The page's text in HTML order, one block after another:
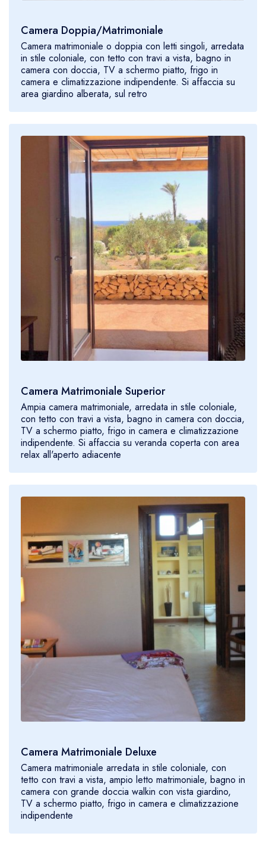
Camera Doppia/Matrimoniale
Camera matrimoniale o doppia con letti singoli, arredata
in stile coloniale, con tetto con travi a vista, bagno in
camera con doccia, TV a schermo piatto, frigo in
camera e climatizzazione indipendente. Si affaccia su
area giardino alberata, sul retro
Camera Matrimoniale Superior
Ampia camera matrimoniale, arredata in stile coloniale,
con tetto con travi a vista, bagno in camera con doccia,
TV a schermo piatto, frigo in camera e climatizzazione
indipendente. Si affaccia su veranda coperta con area
relax all'aperto adiacente
Camera Matrimoniale Deluxe
Camera matrimoniale arredata in stile coloniale, con
tetto con travi a vista, ampio letto matrimoniale, bagno in
camera con grande doccia walkin con vista giardino,
TV a schermo piatto, frigo in camera e climatizzazione
indipendente